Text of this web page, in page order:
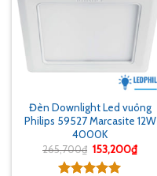
Đèn Downlight Led vuông
Philips 59527 Marcasite 12W
4000K
265,700₫ Giá
gốc
là:
153,200₫Giá
hiện